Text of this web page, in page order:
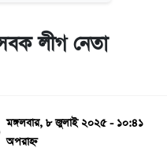
লীগ নেতা
মঙ্গলবার, ৮ জুলাই ২০২৫ - ১০:৪১
অপরাহ্ন